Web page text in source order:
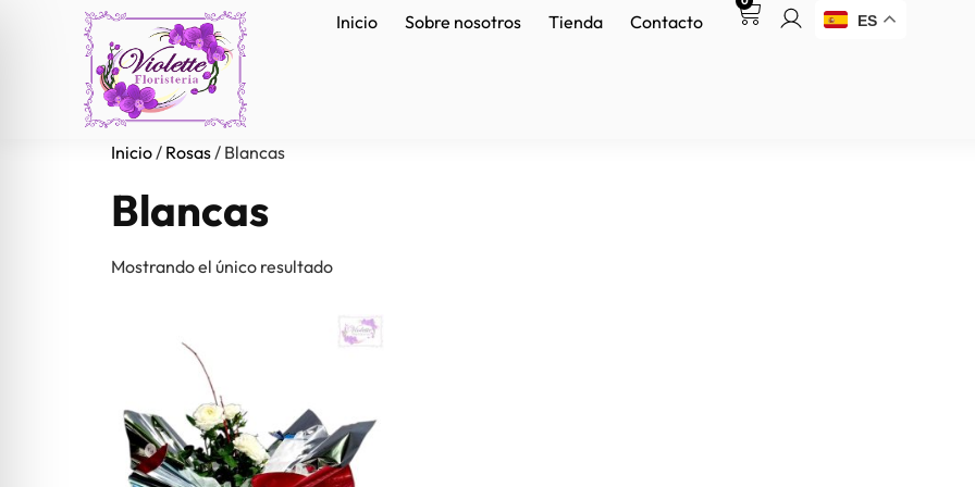
Inicio Sobre nosotros Tienda Contacto ES
Inicio/ Rosas/ Blancas
Blancas
Mostrando el único resultado